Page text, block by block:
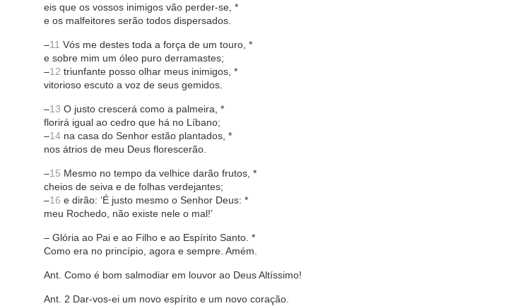
eis que os vossos inimigos vão perder-se, *
e os malfeitores serão todos dispersados.
–11 Vós me destes toda a força de um touro, *
e sobre mim um óleo puro derramastes;
–12 triunfante posso olhar meus inimigos, *
vitorioso escuto a voz de seus gemidos.
–13 O justo crescerá como a palmeira, *
florirá igual ao cedro que há no Líbano;
–14 na casa do Senhor estão plantados, *
nos átrios de meu Deus florescerão.
–15 Mesmo no tempo da velhice darão frutos, *
cheios de seiva e de folhas verdejantes;
–16 e dirão: ‘É justo mesmo o Senhor Deus: *
meu Rochedo, não existe nele o mal!’
– Glória ao Pai e ao Filho e ao Espírito Santo. *
Como era no princípio, agora e sempre. Amém.
Ant. Como é bom salmodiar em louvor ao Deus Altíssimo!
Ant. 2 Dar-vos-ei um novo espírito e um novo coração.